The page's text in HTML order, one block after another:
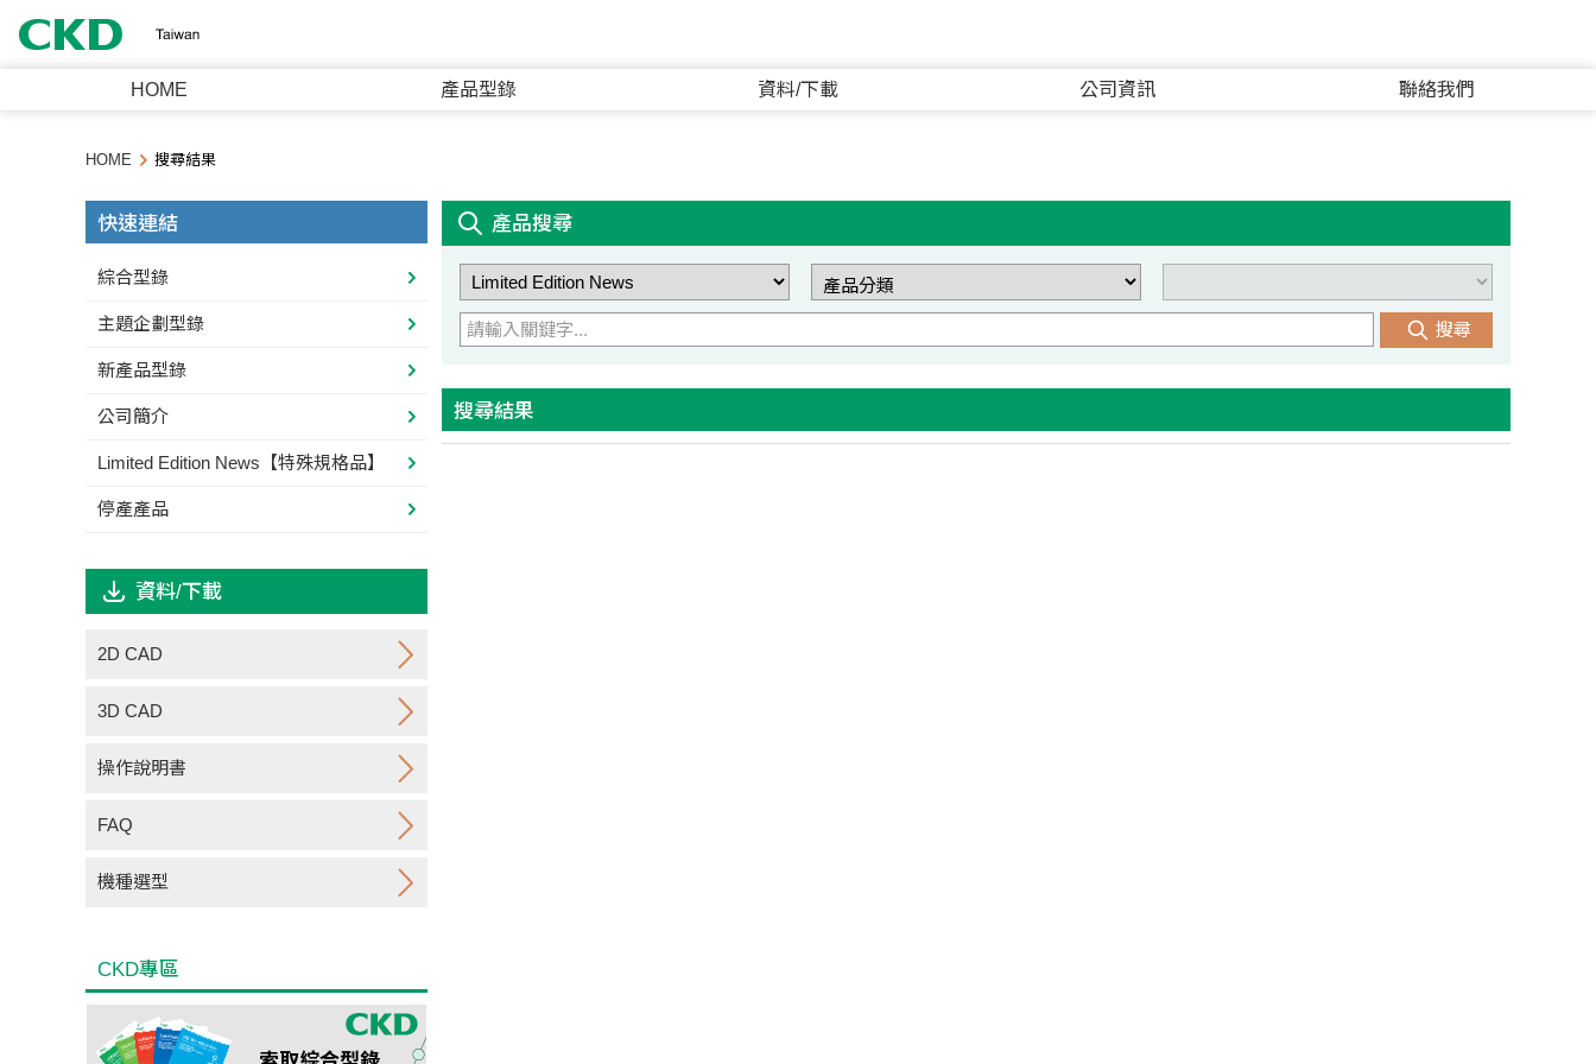
HOME 產品型錄 資料/下載 公司資訊 聯絡我們
HOME 搜尋結果
產品搜尋
搜尋
搜尋結果
快速連結
綜合型錄
主題企劃型錄
新產品型錄
公司簡介
Limited Edition News【特殊規格品】
停產產品
資料/下載
2D CAD
3D CAD
操作說明書
FAQ
機種選型
CKD專區